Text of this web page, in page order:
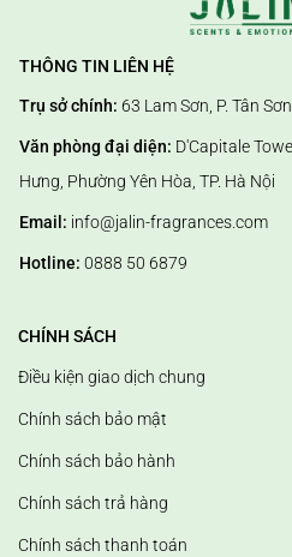
THÔNG TIN LIÊN HỆ
Trụ sở chính: 63 Lam Sơn, P. Tân
Văn phòng đại diện: D'Capitale
Hưng, Phường Yên Hòa, TP. Hà Nội
Email: info@jalin-fragrances.com
Hotline: 0888 50 6879
CHÍNH SÁCH
Điều kiện giao dịch chung
Chính sách bảo mật
Chính sách bảo hành
Chính sách trả hàng
Chính sách thanh toán